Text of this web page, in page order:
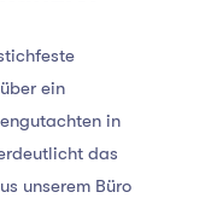
ein
in
das
unserem Büro